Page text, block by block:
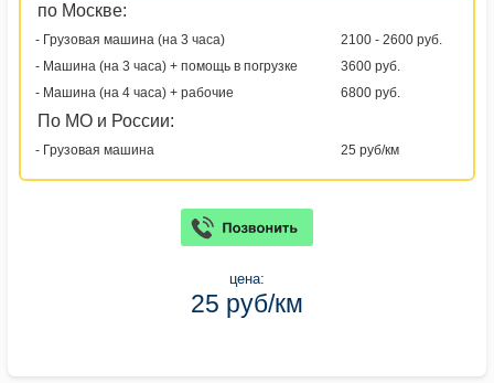
по Москве:
- Грузовая машина (на 3 часа)
2100 - 2600 руб.
- Машина (на 3 часа) + помощь в погрузке
3600 руб.
- Машина (на 4 часа) + рабочие
6800 руб.
По МО и России:
- Грузовая машина 25 руб/км
цена:
25 руб/км